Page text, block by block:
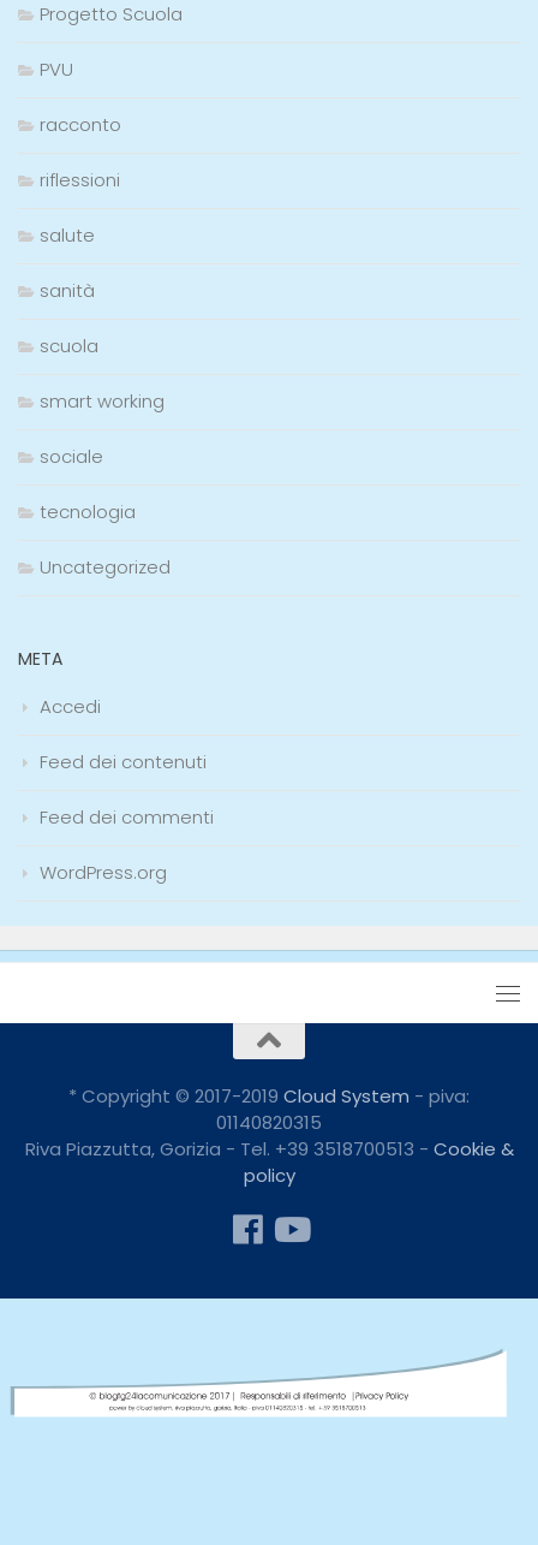
Progetto Scuola
PVU
racconto
riflessioni
salute
sanità
scuola
smart working
sociale
tecnologia
Uncategorized
META
Accedi
Feed dei contenuti
Feed dei commenti
WordPress.org
* Copyright © 2017-2019 Cloud System - piva:
01140820315
Riva Piazzutta, Gorizia - Tel. +39 3518700513 - Cookie &
policy